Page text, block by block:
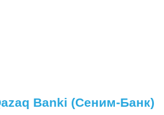
Banki (Сеним-Банк)